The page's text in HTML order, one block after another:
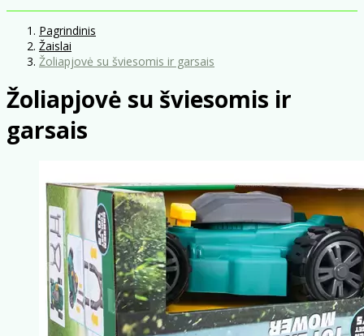
Pagrindinis
Žaislai
Žoliapjovė su šviesomis ir garsais
Žoliapjovė su šviesomis ir
garsais